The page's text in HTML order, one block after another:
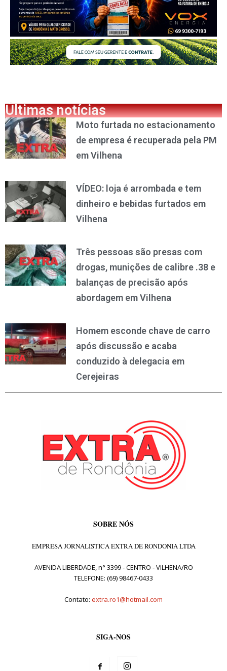
Últimas notícias
Moto furtada no estacionamento
de empresa é recuperada pela PM
em Vilhena
VÍDEO: loja é arrombada e tem
dinheiro e bebidas furtados em
Vilhena
Três pessoas são presas com
drogas, munições de calibre .38 e
balanças de precisão após
abordagem em Vilhena
Homem esconde chave de carro
após discussão e acaba
conduzido à delegacia em
Cerejeiras
SOBRE NÓS
EMPRESA JORNALISTICA EXTRA DE RONDONIA LTDA
AVENIDA LIBERDADE, n° 3399 - CENTRO - VILHENA/RO
TELEFONE: (69) 98467-0433
Contato: extra.ro1@hotmail.com
SIGA-NOS